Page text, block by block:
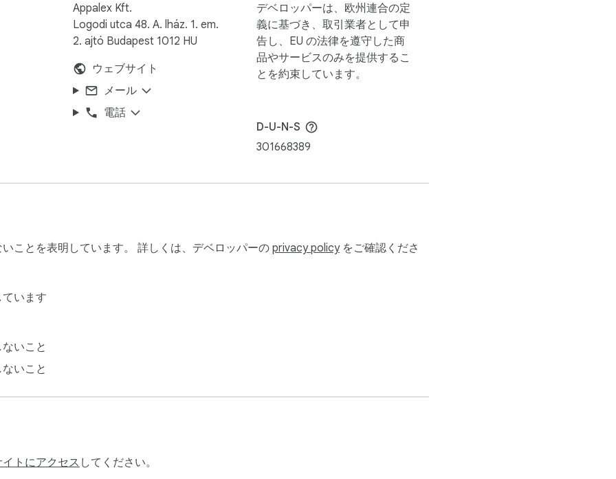
TV shows. You see words in context, hear correct pronunciation, and remember
Appalex Kft.
Logodi utca 48. A. lház. 1. em.
2. ajtó Budapest 1012 HU
ウェブサイト
メール
電話
デベロッパーは、欧州連合の定
義に基づき、取引業者として申
告し、EU の法律を遵守した商
品やサービスのみを提供するこ
とを約束しています。
D-U-N-S
301668389
ことを表明しています。 詳しくは、デベロッパーの privacy policyをご確認くださ
います
いこと
いこと
トにアクセス してください。